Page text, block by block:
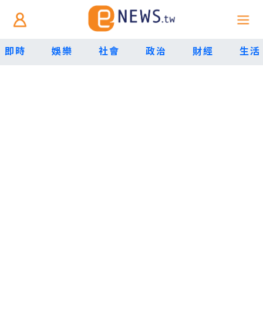
即時 娛樂 社會 政治 財經 生活